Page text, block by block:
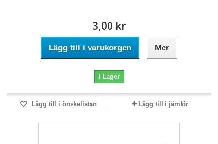
3,00 kr
Lägg till i varukorgen Mer
I Lager
Lägg till i önskelistan Lägg till i jämför